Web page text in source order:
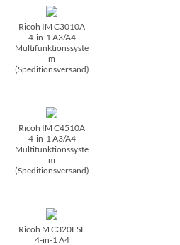
Ricoh IM C3010A
4-in-1 A3/­A4
Multifunktionssyste
m
(Speditionsversand)
Ricoh IM C4510A
4-in-1 A3/­A4
Multifunktionssyste
m
(Speditionsversand)
Ricoh M C320FSE
4-in-1 A4